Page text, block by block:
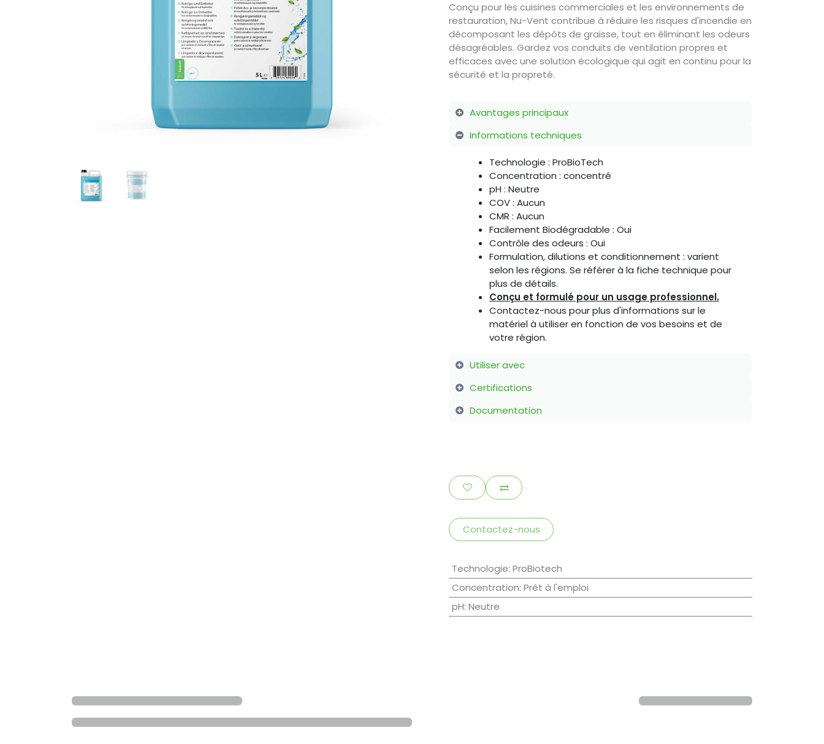
Conçu pour les cuisines commerciales et les environnements de
restauration, Nu-Vent contribue à réduire les risques d'incendie en
décomposant les dépôts de graisse, tout en éliminant les odeurs
désagréables. Gardez vos conduits de ventilation propres et
efficaces avec une solution écologique qui agit en continu pour la
sécurité et la propreté.
Avantages principaux
Informations techniques
Technologie : ProBioTech
Concentration : concentré
pH : Neutre
COV : Aucun
CMR : Aucun
Facilement Biodégradable : Oui
Contrôle des odeurs : Oui
Formulation, dilutions et conditionnement : varient
selon les régions. Se référer à la fiche technique pour
plus de détails.
Conçu et formulé pour un usage professionnel.
Contactez-nous pour plus d'informations sur le
matériel à utiliser en fonction de vos besoins et de
votre région.
Utiliser avec
Certifications
Documentation
Contactez-nous
Technologie: ProBiotech
Concentration: Prêt à l'emploi
pH: Neutre